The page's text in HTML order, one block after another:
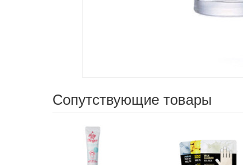
Сопутствующие товары